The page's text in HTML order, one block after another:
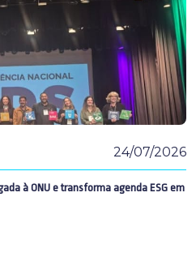
24/07/2026
à ONU e transforma agenda ESG em